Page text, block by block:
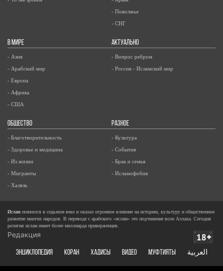
- Поволжье
- СНГ
В МИРЕ
- Азия
- Арабский мир
- Европа
- Африка
- США
АКТУАЛЬНО
- Вопрос ребром
- Россия - Исламский мир
ОБЩЕСТВО
- Благотворительность
- Здоровье и медицина
- Из жизни
- Мигранты
- Халяль
РАЗНОЕ
- Культура
- События
- Брак и семья
- Исламофобия
Ислам появился в седьмом веке и оказал огромное влияние на историю, культуру и общественное
развитие многих народов. В переводе с арабского «ислам» это подчинение воле Аллаха. Сегодня
религия ислам имеет более миллиарда приверженцев.
Редакция
ЭНЦИКЛОПЕДИЯ КОРАН ХАДИСЫ ВИДЕО Муфтияты العربية